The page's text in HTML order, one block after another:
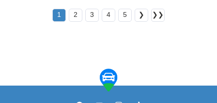
1 2 3 4 5 ❯ ❯❯